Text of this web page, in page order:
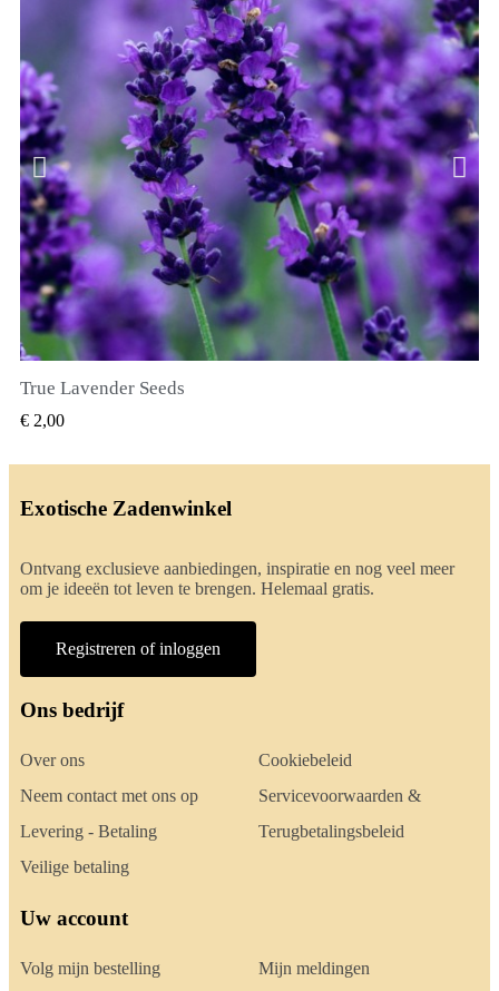
True Lavender Seeds
€ 2,00
Exotische Zadenwinkel
Ontvang exclusieve aanbiedingen, inspiratie en nog veel meer
om je ideeën tot leven te brengen. Helemaal gratis.
Registreren of inloggen
Ons bedrijf
Over ons
Neem contact met ons op
Levering - Betaling
Veilige betaling
Cookiebeleid
Servicevoorwaarden &
Terugbetalingsbeleid
Uw account
Volg mijn bestelling Mijn meldingen